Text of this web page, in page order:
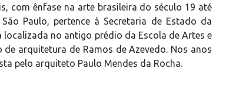
com ênfase na arte brasileira do século 19 até
Paulo, pertence à Secretaria de Estado da
localizada no antigo prédio da Escola de Artes e
arquitetura de Ramos de Azevedo. Nos anos
pelo arquiteto Paulo Mendes da Rocha.